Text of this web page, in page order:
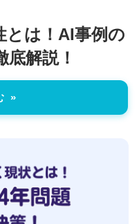
とは！AI事例の
解説！